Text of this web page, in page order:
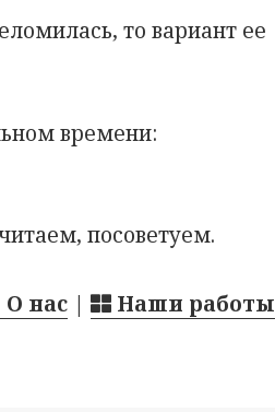
то вариант ее
времени:
посоветуем.
нас | Наши работы